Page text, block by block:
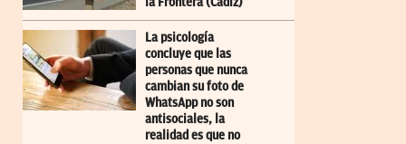
La psicología
concluye que las
personas que nunca
cambian su foto de
WhatsApp no son
antisociales, la
realidad es que no